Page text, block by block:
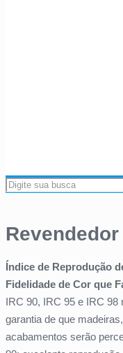
Índice de Reprodução
Fidelidade de Cor que
IRC 90, IRC 95 e IRC 98
garantia de que
acabamentos serão